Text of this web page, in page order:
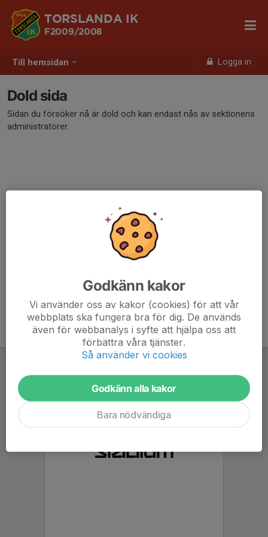
Till hemsidan Logga in
TORSLANDA IK
F2009/2008
Dold sida
Sidan du försöker nå är dold och kan endast nås av sektionens
administratörer.
Godkänn kakor
Vi använder oss av kakor (cookies) för att vår
webbplats ska fungera bra för dig. De används
även för webbanalys i syfte att hjälpa oss att
förbättra våra tjänster.
Så använder vi cookies
Godkänn alla kakor
Bara nödvändiga